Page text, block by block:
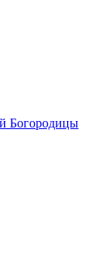
Богородицы